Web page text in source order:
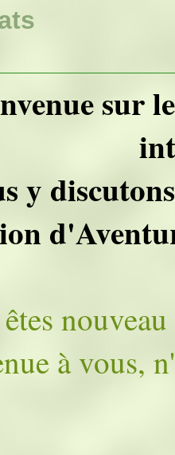
sur
y
à vous,